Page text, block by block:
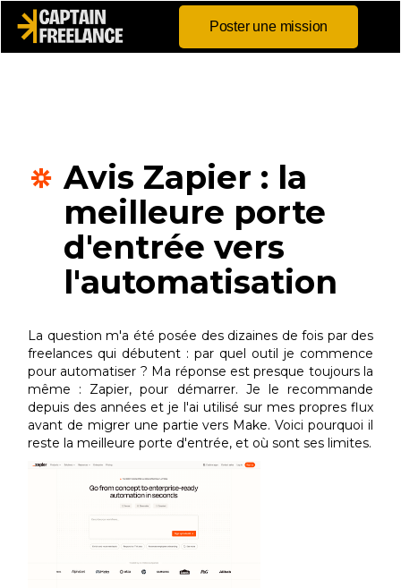
Poster une mission
Avis Zapier : la
meilleure porte
d'entrée vers
l'automatisation
La question m'a été posée des dizaines de fois par des
freelances qui débutent : par quel outil je commence
pour automatiser ? Ma réponse est presque toujours la
même : Zapier, pour démarrer. Je le recommande
depuis des années et je l'ai utilisé sur mes propres flux
avant de migrer une partie vers Make. Voici pourquoi il
reste la meilleure porte d'entrée, et où sont ses limites.